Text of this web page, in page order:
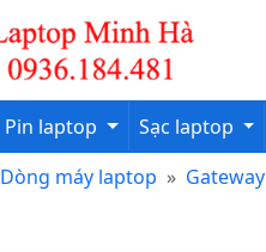
Pin laptop Sạc laptop
Dòng máy laptop Gateway